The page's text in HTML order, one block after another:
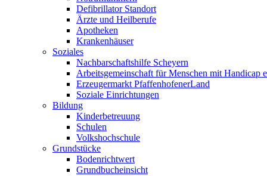
Defibrillator Standort
Ärzte und Heilberufe
Apotheken
Krankenhäuser
Soziales
Nachbarschaftshilfe Scheyern
Arbeitsgemeinschaft für Menschen mit Handicap
Erzeugermarkt PfaffenhofenerLand
Soziale Einrichtungen
Bildung
Kinderbetreuung
Schulen
Volkshochschule
Grundstücke
Bodenrichtwert
Grundbucheinsicht